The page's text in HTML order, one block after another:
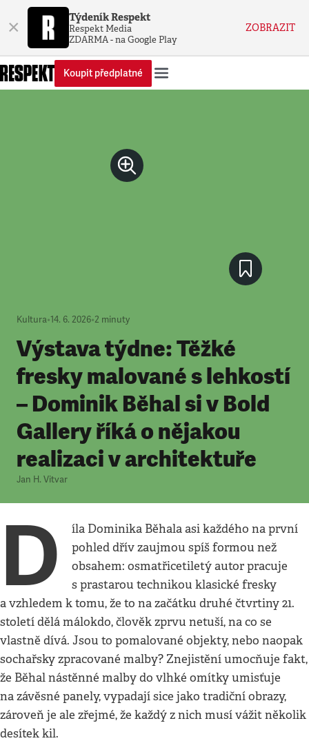
× Týdeník Respekt
Respekt Media
ZDARMA - na Google Play
ZOBRAZIT
Koupit předplatné
Kultura•14. 6. 2026•2 minuty
Výstava týdne: Těžké
fresky malované s lehkostí
– Dominik Běhal si v Bold
Gallery říká o nějakou
realizaci v architektuře
Jan H. Vitvar
D
íla Dominika Běhala asi každého na první
pohled dřív zaujmou spíš formou než
obsahem: osmatřicetiletý autor pracuje
s prastarou technikou klasické fresky
a vzhledem k tomu, že to na začátku druhé čtvrtiny 21.
století dělá málokdo, člověk zprvu netuší, na co se
vlastně dívá. Jsou to pomalované objekty, nebo naopak
sochařsky zpracované malby? Znejistění umocňuje fakt,
že Běhal nástěnné malby do vlhké omítky umisťuje
na závěsné panely, vypadají sice jako tradiční obrazy,
zároveň je ale zřejmé, že každý z nich musí vážit několik
desítek kil.